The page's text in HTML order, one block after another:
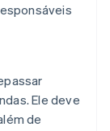
Ele deve
de